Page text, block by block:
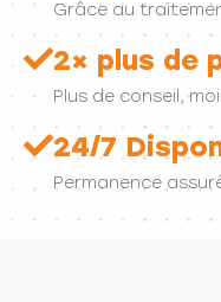
Grâce au
2× plus de
Plus de conseil,
24/7
Permanence